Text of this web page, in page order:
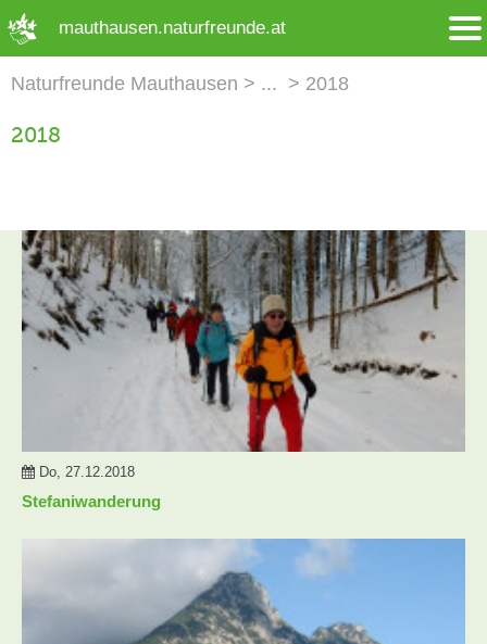
mauthausen.naturfreunde.at
Naturfreunde Mauthausen 2018
2018
Do, 27.12.2018
Stefaniwanderung